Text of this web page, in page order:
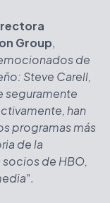
Group,
de
Steve Carell,
seguramente
han
programas más
de la
de HBO,
".